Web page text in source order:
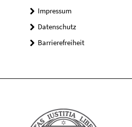
Impressum
Datenschutz
Barrierefreiheit